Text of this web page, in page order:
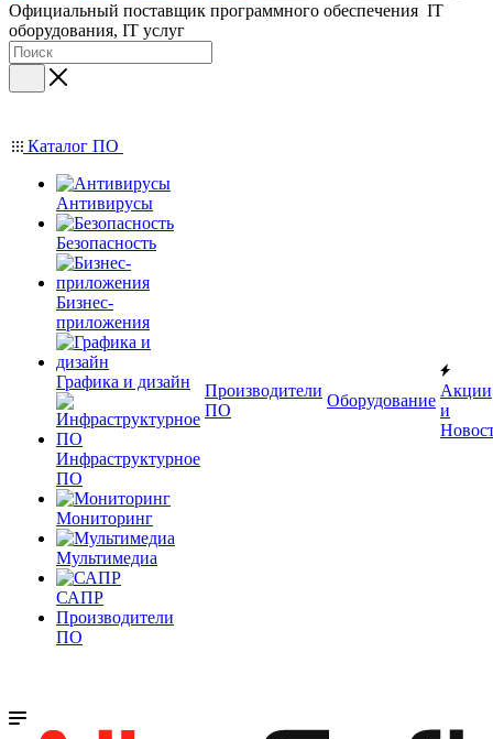
Официальный поставщик программного обеспечения IT
оборудования, IT услуг
Каталог ПО
Антивирусы
Безопасность
Бизнес-
приложения
Графика и дизайн
Инфраструктурное
ПО
Мониторинг
Мультимедиа
САПР
Производители
ПО
Производители
ПО
Оборудование
Акции
и